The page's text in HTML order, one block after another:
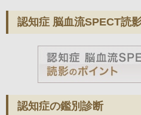
認知症 脳血流SPECT読
認知症の鑑別診断